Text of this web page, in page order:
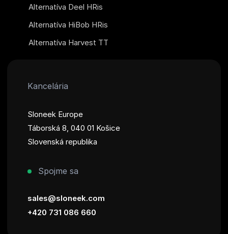
Alternatíva Deel HRis
Alternatíva HiBob HRis
Alternatíva Harvest TT
Kancelária
Sloneek Europe
Táborská 8, 040 01 Košice
Slovenská republika
Spojme sa
sales@sloneek.com
+420 731 086 660